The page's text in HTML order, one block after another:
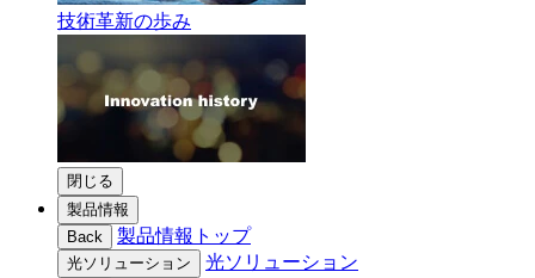
技術革新の歩み
閉じる
製品情報
Back
製品情報トップ
光ソリューション 光ソリューション